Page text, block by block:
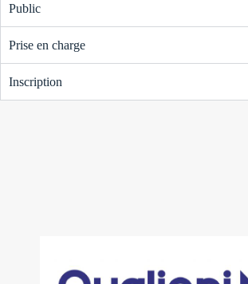
Public
Prise en charge
Inscription